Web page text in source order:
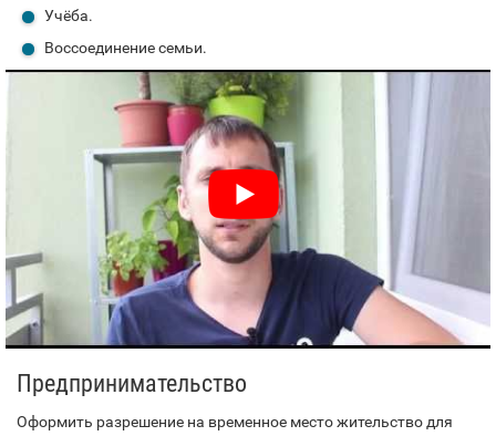
Учёба.
Воссоединение семьи.
Предпринимательство
Оформить разрешение на временное место жительство для